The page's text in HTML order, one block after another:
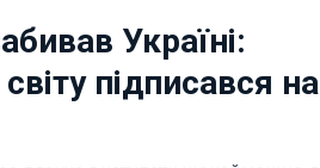
Україні:
підписався